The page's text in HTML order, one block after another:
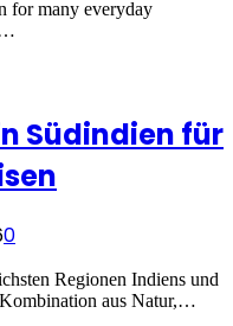
for many everyday
Südindien für
0
Regionen Indiens und
Kombination aus Natur,…